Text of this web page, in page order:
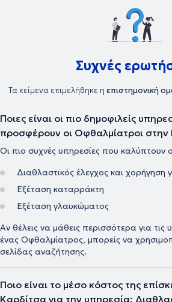
Συχνές
Τα κείμενα επιμελήθηκε η επιστημονική
Ποιες είναι οι πιο δημοφιλείς
προσφέρουν οι Οφθαλμίατροι στην
Οι πιο συχνές υπηρεσίες που καλύπτουν
Διαθλαστικός έλεγχος και χορήγηση
Εξέταση καταρράκτη
Εξέταση γλαυκώματος
Αν θέλεις να μάθεις περισσότερα για τις
ένας Οφθαλμίατρος, μπορείς να
σελίδας αναζήτησης.
Ποιο είναι το μέσο κόστος της
Καρδίτσα για την υπηρεσία: